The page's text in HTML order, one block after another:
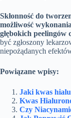
Skłonność do
możliwość
głębokich peelingów
być zgłoszony
niepożądanych
Powiązane wpisy:
Jaki kwas
Kwas
Czy